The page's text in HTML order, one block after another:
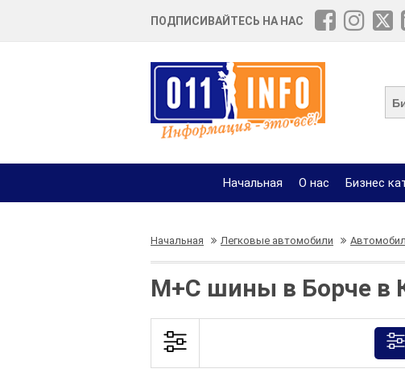
ПОДПИСИВАЙТЕСЬ НА НАС
Начальная О нас Бизнес
Начальная Легковые автомобили
М+С шины в Борче в